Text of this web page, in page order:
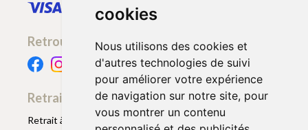
cookies
Nous utilisons des cookies et
d'autres technologies de suivi
pour améliorer votre expérience
de navigation sur notre site, pour
vous montrer un contenu
Retrouvez-nous
Retrait - Livraison
Retrait à la pharmacie - Click & Collect